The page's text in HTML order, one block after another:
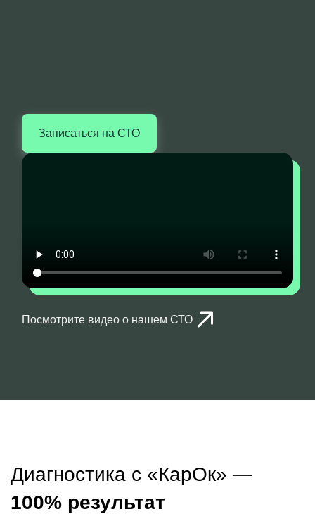
Записаться на СТО
Посмотрите видео о нашем СТО
Диагностика с «КарОк» —
100% результат